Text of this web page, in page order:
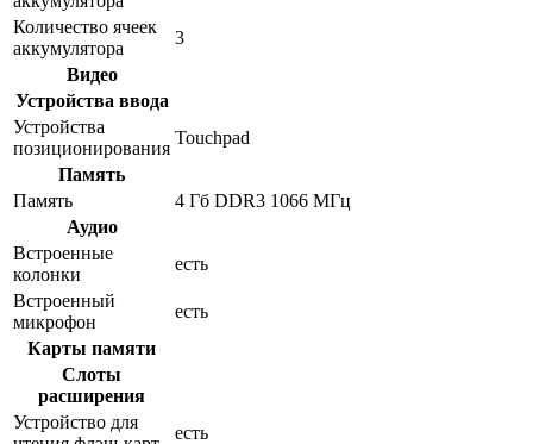
Количество ячеек
аккумулятора
3
Видео
Устройства ввода
Устройства
позиционирования
Touchpad
Память
Память
4 Гб DDR3 1066 МГц
Аудио
Встроенные
колонки
есть
Встроенный
микрофон
есть
Карты памяти
Слоты
расширения
Устройство для
есть